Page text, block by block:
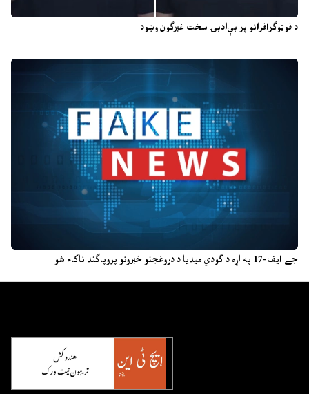
د فوټوګرافرانو پر بې‌ادبۍ سخت غبرګون وښود
جے ایف-17 په اړه د ګودي میډیا د دروغجنو خبرونو پروپاګنډ ناکام شو